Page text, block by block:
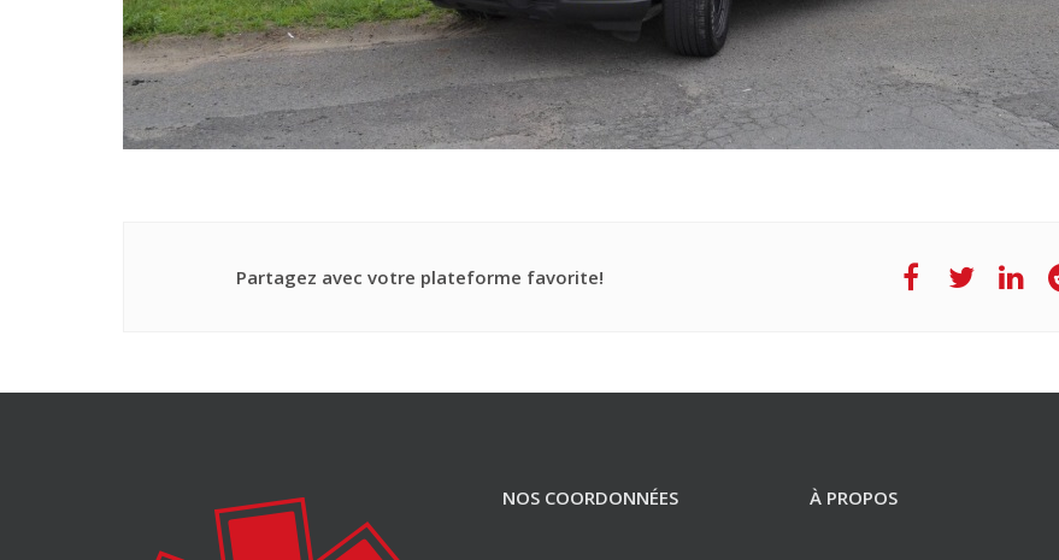
Partagez avec votre plateforme favorite!
NOS COORDONNÉES À PROPOS